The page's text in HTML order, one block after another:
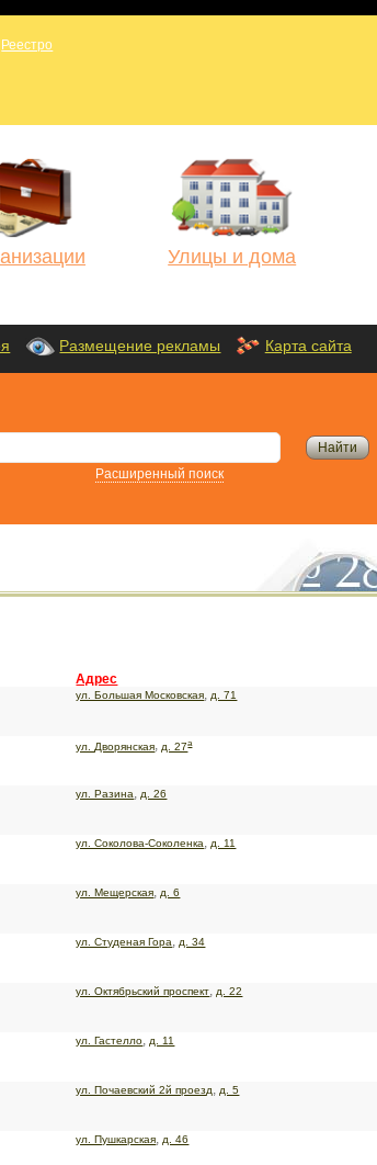
Улицы и дома
Размещение рекламы Карта сайта
Расширенный поиск
Адрес
ул. Большая Московская,д. 71
ул. Дворянская, д. 27а
ул. Разина,д. 26
ул. Соколова-Соколенка,д. 11
ул. Мещерская,д. 6
ул. Студеная Гора,д. 34
ул. Октябрьский проспект,д. 22
ул. Гастелло,д. 11
ул. Почаевский 2й проезд,д. 5
ул. Пушкарская,д. 46